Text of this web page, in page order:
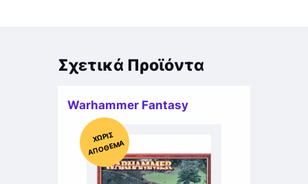
Σχετικά Προϊόντα
Warhammer Fantasy
Χ
ΩΡΊΣ
Α
Π
Ό
ΘΕ
ΜΑ